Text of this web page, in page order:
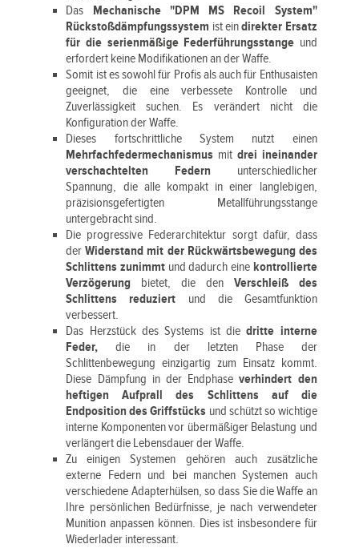
Das Mechanische "DPM MS Recoil System"
Rückstoßdämpfungssystem ist eindirekter Ersatz
für die serienmäßige Federführungsstange und
erfordert keine Modifikationen an der Waffe.
Somit ist es sowohl für Profis als auch für Enthusaisten
geeignet, die eine verbessete Kontrolle und
Zuverlässigkeit suchen. Es verändert nicht die
Konfiguration der Waffe.
Dieses fortschrittliche System nutzt einen
Mehrfachfedermechanismus mit drei ineinander
verschachtelten Federn unterschiedlicher
Spannung, die alle kompakt in einer langlebigen,
präzisionsgefertigten Metallführungsstange
untergebracht sind.
Die progressive Federarchitektur sorgt dafür, dass
derWiderstand mit der Rückwärtsbewegung des
Schlittens zunimmt und dadurch eine kontrollierte
Verzögerung bietet, die den Verschleiß des
Schlittens reduziert und die Gesamtfunktion
verbessert.
Das Herzstück des Systems ist diedritte interne
Feder, die in der letzten Phase der
Schlittenbewegung einzigartig zum Einsatz kommt.
Diese Dämpfung in der Endphaseverhindert den
heftigen Aufprall des Schlittens auf die
Endposition des Griffstücks und schützt so wichtige
interne Komponenten vor übermäßiger Belastung und
verlängert die Lebensdauer der Waffe.
Zu einigen Systemen gehören auch zusätzliche
externe Federn und bei manchen Systemen auch
verschiedene Adapterhülsen, so dass Sie die Waffe an
Ihre persönlichen Bedürfnisse, je nach verwendeter
Munition anpassen können. Dies ist insbesondere für
Wiederlader interessant.